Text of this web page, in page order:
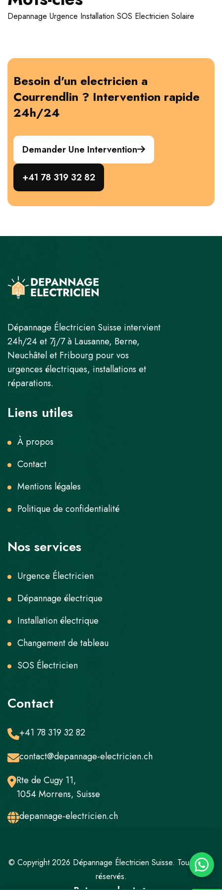
Depannage Urgence Installation SOS Electricien Solaire
Besoin d'un electricien a
Courrendlin ? Intervention rapide
24h/24
Demander Une Intervention
+41 78 319 32 82
Dépannage Électricien Suisse intervient
24h/24 et 7j/7 à Lausanne, Berne,
Neuchâtel et Fribourg pour vos
urgences électriques, installations et
réparations.
Liens utiles
À propos
Contact
Mentions légales
Politique de confidentialité
Nos services
Urgence Électricien
Dépannage électrique
Installation électrique
Changement de tableau
SOS Électricien
Contact
+41 78 319 32 82
contact@depannage-electricien.ch
Rte de Cugy 11,
1054 Morrens, Suisse
depannage-electricien.ch
© Copyright 2026 Dépannage Électricien Suisse. Tous droits
réservés.